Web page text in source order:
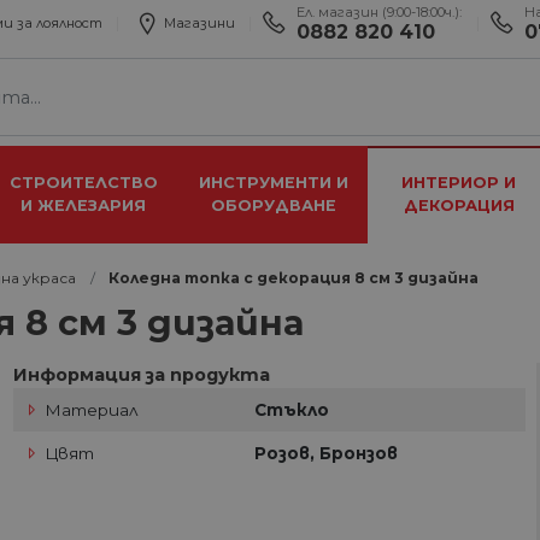
за лоялност Магазини
Ел. магазин (9:00-18:00ч.):
0882 820 410
СТРОИТЕЛСТВО
И ЖЕЛЕЗАРИЯ
ИНСТРУМЕНТИ И
ОБОРУДВАНЕ
ИНТЕРИОР И
ДЕКОРАЦИЯ
украса Коледна топка с декорация 8 см 3 дизайна
8 см 3 дизайна
Информация за продукта
Материал Стъкло
Цвят Розов, Бронзов